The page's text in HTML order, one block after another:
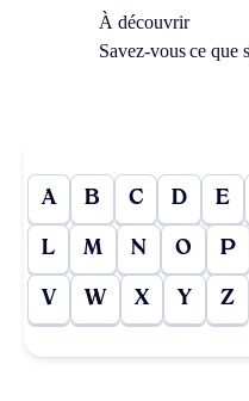
À découvrir
Savez-vous ce que
A B C D E
L M N O P
V W X Y Z